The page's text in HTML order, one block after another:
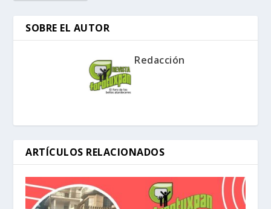
SOBRE EL AUTOR
Redacción
ARTÍCULOS RELACIONADOS